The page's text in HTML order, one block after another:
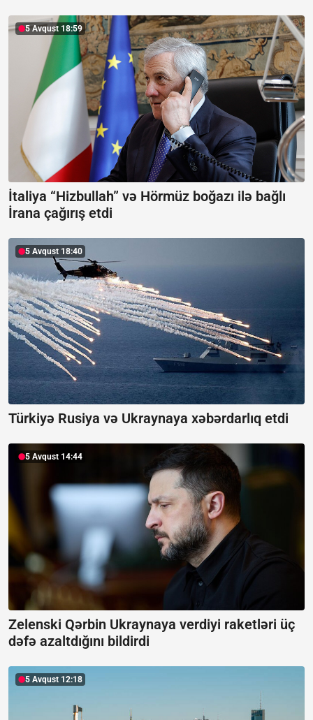
5 Avqust 18:59
İtaliya “Hizbullah” və Hörmüz boğazı ilə bağlı
İrana çağırış etdi
5 Avqust 18:40
Türkiyə Rusiya və Ukraynaya xəbərdarlıq etdi
5 Avqust 14:44
Zelenski Qərbin Ukraynaya verdiyi raketləri üç
dəfə azaltdığını bildirdi
5 Avqust 12:18